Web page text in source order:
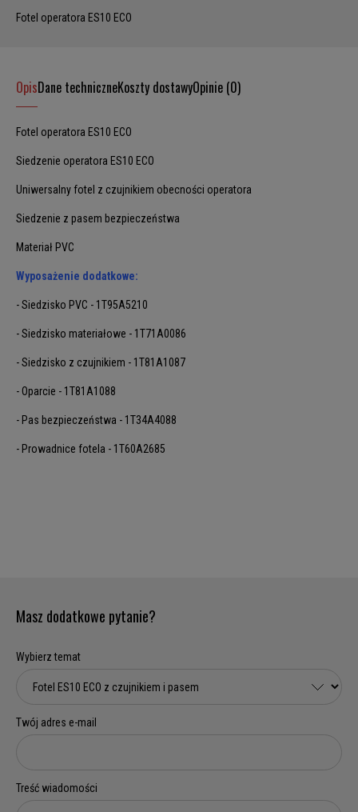
Fotel operatora ES10 ECO
OpisDane techniczneKoszty dostawyOpinie (0)
Fotel operatora ES10 ECO
Siedzenie operatora ES10 ECO
Uniwersalny fotel z czujnikiem obecności operatora
Siedzenie z pasem bezpieczeństwa
Materiał PVC
Wyposażenie dodatkowe:
- Siedzisko PVC - 1T95A5210
- Siedzisko materiałowe - 1T71A0086
- Siedzisko z czujnikiem - 1T81A1087
- Oparcie - 1T81A1088
- Pas bezpieczeństwa - 1T34A4088
- Prowadnice fotela - 1T60A2685
Masz dodatkowe pytanie?